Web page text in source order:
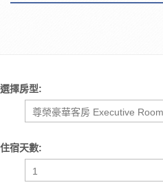
選擇房型:
住宿天數: